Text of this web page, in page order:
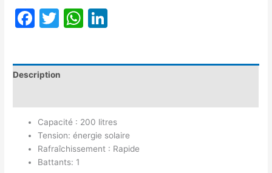
Facebook
TwitterWhatsApp
Description
Capacité : 200 litres
Tension: énergie solaire
Rafraîchissement : Rapide
Battants: 1